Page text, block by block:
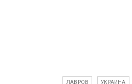
ЛАВРОВ УКРАИНА